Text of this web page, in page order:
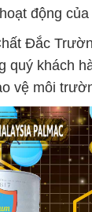
động
Đắc
quý khách
vệ môi